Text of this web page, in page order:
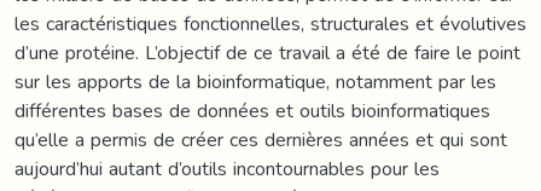
les caractéristiques fonctionnelles, structurales et évolutives
d’une protéine. L’objectif de ce travail a été de faire le point
sur les apports de la bioinformatique, notamment par les
différentes bases de données et outils bioinformatiques
qu’elle a permis de créer ces dernières années et qui sont
aujourd’hui autant d’outils incontournables pour les